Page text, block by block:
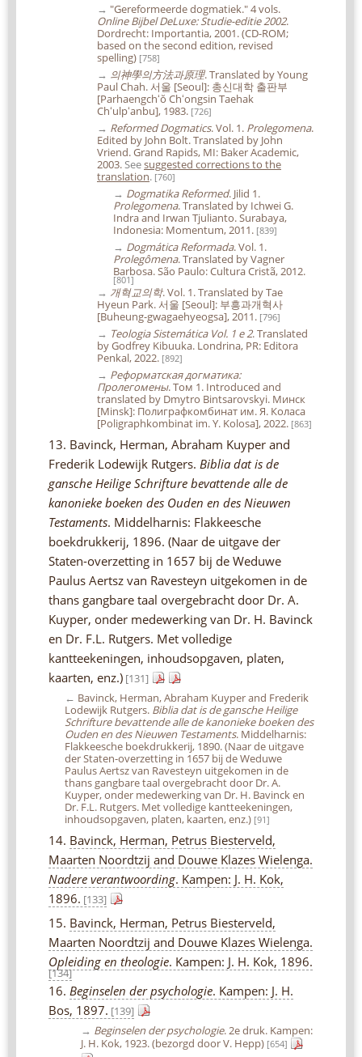
→ "Gereformeerde dogmatiek." 4 vols.
Online Bijbel DeLuxe: Studie-editie 2002.
Dordrecht: Importantia, 2001. (CD-ROM;
based on the second edition, revised
spelling) [758]
→ 의神學의方法과原理. Translated by Young
Paul Chah. 서울 [Seoul]: 총신대학 출판부
[Parhaengchʻŏ Chʻongsin Taehak
Chʻulpʻanbu], 1983. [726]
→ Reformed Dogmatics. Vol. 1. Prolegomena.
Edited by John Bolt. Translated by John
Vriend. Grand Rapids, MI: Baker Academic,
2003.Seesuggested corrections to the
translation. [760]
→ Dogmatika Reformed. Jilid 1.
Prolegomena. Translated by Ichwei G.
Indra and Irwan Tjulianto. Surabaya,
Indonesia: Momentum, 2011. [839]
→ Dogmática Reformada. Vol. 1.
Prolegômena. Translated by Vagner
Barbosa. São Paulo: Cultura Cristã, 2012.
[801]
→ 개혁교의학. Vol. 1. Translated by Tae
Hyeun Park. 서울 [Seoul]: 부흥과개혁사
[Buheung-gwagaehyeogsa], 2011. [796]
→ Teologia Sistemática Vol. 1 e 2. Translated
by Godfrey Kibuuka. Londrina, PR: Editora
Penkal, 2022. [892]
→ Реформатская догматика:
Пролегомены. Том 1. Introduced and
translated by Dmytro Bintsarovskyi. Минск
[Minsk]: Полиграфкомбинат им. Я. Коласа
[Poligraphkombinat im. Y. Kolosa], 2022. [863]
13. Bavinck, Herman, Abraham Kuyper and
Frederik Lodewijk Rutgers. Biblia dat is de
gansche Heilige Schrifture bevattende alle de
kanonieke boeken des Ouden en des Nieuwen
Testaments. Middelharnis: Flakkeesche
boekdrukkerij, 1896. (Naar de uitgave der
Staten-overzetting in 1657 bij de Weduwe
Paulus Aertsz van Ravesteyn uitgekomen in de
thans gangbare taal overgebracht door Dr. A.
Kuyper, onder medewerking van Dr. H. Bavinck
en Dr. F.L. Rutgers. Met volledige
kantteekeningen, inhoudsopgaven, platen,
kaarten, enz.) [131]
← Bavinck, Herman, Abraham Kuyper and Frederik
Lodewijk Rutgers. Biblia dat is de gansche Heilige
Schrifture bevattende alle de kanonieke boeken des
Ouden en des Nieuwen Testaments. Middelharnis:
Flakkeesche boekdrukkerij, 1890. (Naar de uitgave
der Staten-overzetting in 1657 bij de Weduwe
Paulus Aertsz van Ravesteyn uitgekomen in de
thans gangbare taal overgebracht door Dr. A.
Kuyper, onder medewerking van Dr. H. Bavinck en
Dr. F.L. Rutgers. Met volledige kantteekeningen,
inhoudsopgaven, platen, kaarten, enz.) [91]
14. Bavinck, Herman, Petrus Biesterveld,
Maarten Noordtzij and Douwe Klazes Wielenga.
Nadere verantwoording. Kampen: J. H. Kok,
1896. [133]
15. Bavinck, Herman, Petrus Biesterveld,
Maarten Noordtzij and Douwe Klazes Wielenga.
Opleiding en theologie. Kampen: J. H. Kok, 1896.
[134]
16. Beginselen der psychologie. Kampen: J. H.
Bos, 1897. [139]
→ Beginselen der psychologie. 2e druk. Kampen:
J. H. Kok, 1923. (bezorgd door V. Hepp) [654]